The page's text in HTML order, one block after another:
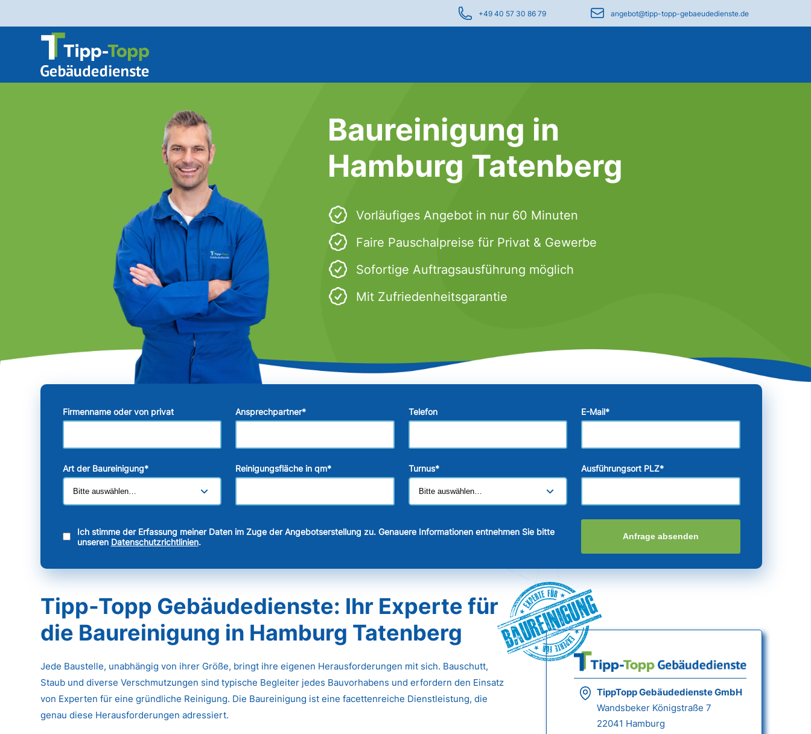
+49 40 57 30 86 79 angebot@tipp-topp-gebaeudedienste.de
Baureinigung in
Hamburg Tatenberg
Vorläufiges Angebot in nur 60 Minuten
Faire Pauschalpreise für Privat & Gewerbe
Sofortige Auftragsausführung möglich
Mit Zufriedenheitsgarantie
Firmenname oder von privat Ansprechpartner* Telefon E-Mail*
Art der Baureinigung* Reinigungsfläche in qm* Turnus* Ausführungsort PLZ*
Ich stimme der Erfassung meiner Daten im Zuge der Angebotserstellung zu. Genauere Informationen entnehmen Sie bitte
unseren Datenschutzrichtlinien.
Anfrage absenden
Tipp-Topp Gebäudedienste: Ihr Experte für
die Baureinigung in Hamburg Tatenberg
Baureinigung
TippTopp Gebäudedienste GmbH
Wandsbeker Königstraße 7
22041 Hamburg
Jede Baustelle, unabhängig von ihrer Größe, bringt ihre eigenen Herausforderungen mit sich. Bauschutt,
Staub und diverse Verschmutzungen sind typische Begleiter jedes Bauvorhabens und erfordern den Einsatz
von Experten für eine gründliche Reinigung. Die Baureinigung ist eine facettenreiche Dienstleistung, die
genau diese Herausforderungen adressiert.